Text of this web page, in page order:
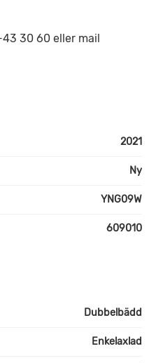
30 60 eller mail
2021
Ny
YNG09W
609010
Dubbelbädd
Enkelaxlad